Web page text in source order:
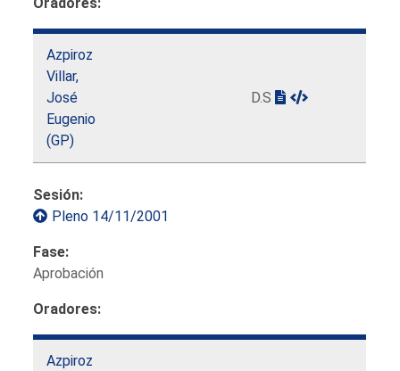
Azpiroz
Villar,
José
Eugenio
(GP)
D.S
Sesión:
Pleno 14/11/2001
Fase:
Aprobación
Oradores:
Azpiroz